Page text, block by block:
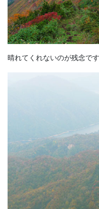
晴れてくれないのが残念です